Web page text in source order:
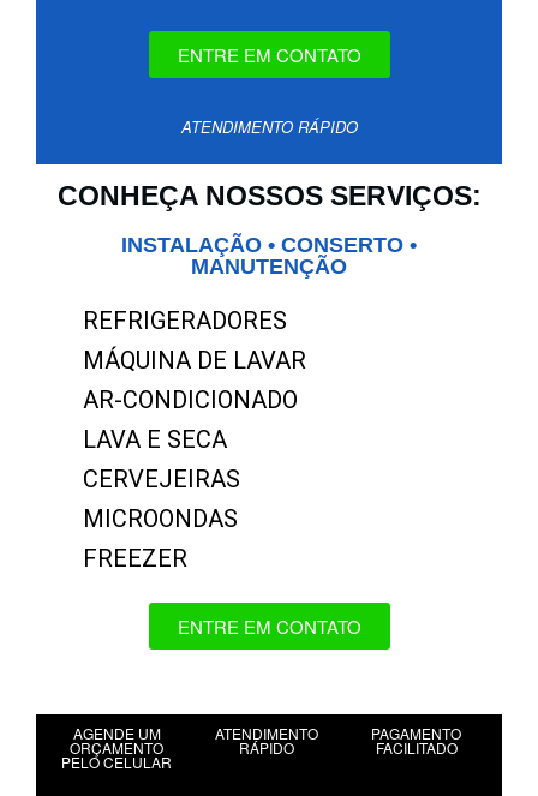
ENTRE EM CONTATO
ATENDIMENTO RÁPIDO
CONHEÇA NOSSOS SERVIÇOS:
INSTALAÇÃO • CONSERTO •
MANUTENÇÃO
REFRIGERADORES
MÁQUINA DE LAVAR
AR-CONDICIONADO
LAVA E SECA
CERVEJEIRAS
MICROONDAS
FREEZER
ENTRE EM CONTATO
AGENDE UM
ORÇAMENTO
PELO CELULAR
ATENDIMENTO
RÁPIDO
PAGAMENTO
FACILITADO